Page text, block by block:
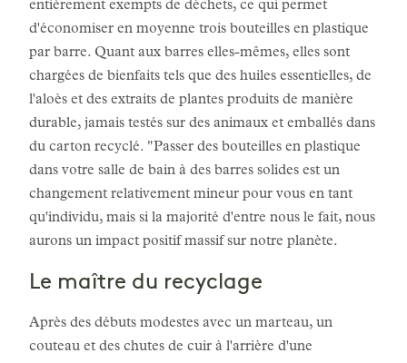
entièrement exempts de déchets, ce qui permet
d'économiser en moyenne trois bouteilles en plastique
par barre. Quant aux barres elles-mêmes, elles sont
chargées de bienfaits tels que des huiles essentielles, de
l'aloès et des extraits de plantes produits de manière
durable, jamais testés sur des animaux et emballés dans
du carton recyclé. "Passer des bouteilles en plastique
dans votre salle de bain à des barres solides est un
changement relativement mineur pour vous en tant
qu'individu, mais si la majorité d'entre nous le fait, nous
aurons un impact positif massif sur notre planète.
Le maître du recyclage
Après des débuts modestes avec un marteau, un
couteau et des chutes de cuir à l'arrière d'une